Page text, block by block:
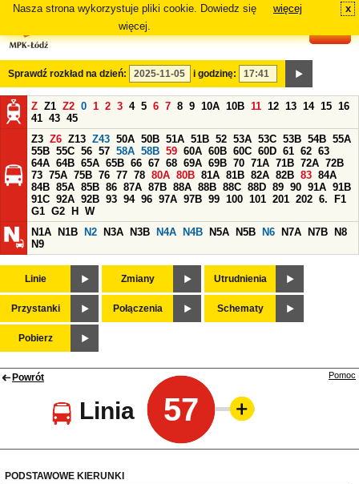
Nasza strona wykorzystuje pliki cookie. Dowiedz się
więcej.
więcej x
Sprawdź rozkład na dzień: i godzinę:
Z Z1 Z2 0 1 2 3 4 5 6 7 8 9 10A 10B 11 12 13 14 15 16
41 43 45
Z3 Z6 Z13 Z43 50A 50B 51A 51B 52 53A 53C 53B 54B 55A
55B 55C 56 57 58A 58B 59 60A 60B 60C 60D 61 62 63
64A 64B 65A 65B 66 67 68 69A 69B 70 71A 71B 72A 72B
73 75A 75B 76 77 78 80A 80B 81A 81B 82A 82B 83 84A
84B 85A 85B 86 87A 87B 88A 88B 88C 88D 89 90 91A 91B
91C 92A 92B 93 94 96 97A 97B 99 100 101 201 202 6.
F1
G1 G2 H
W
N1A
N1B N2 N3A N3B N4A N4B N5A N5B N6 N7A N7B
N8
N9
Linie Zmiany Utrudnienia
Przystanki Połączenia Schematy
Pobierz
Powrót
Linia 57
Pomoc
PODSTAWOWE KIERUNKI